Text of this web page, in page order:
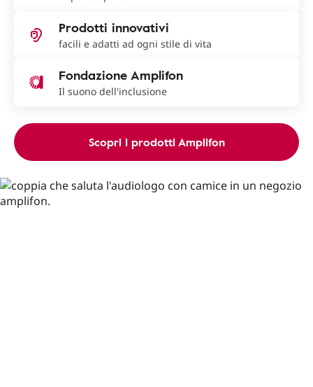
Prodotti innovativi
facili e adatti ad ogni stile di vita
Fondazione Amplifon
Il suono dell'inclusione
Scopri i prodotti Amplifon